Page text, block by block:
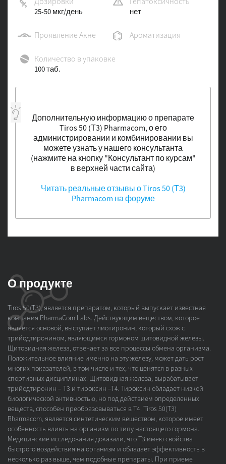
25-50 мкг/день нет
Проявление Акне Ароматизация
Количество в упаковке
100 таб.
Дополнительную информацию о препарате
Tiros 50 (Т3) Pharmacom, о его
администрировании и комбинировании вы
можете узнать у нашего консультанта
(нажмите на кнопку "Консультант по курсам"
в верхней части сайта)
Читать реальные отзывы о Tiros 50 (Т3)
Pharmacom на форуме
О продукте
Tiros 50(Т3), является препаратом, который выпускает известная
компания PharmaCom Labs. Действующим веществом, которое
является основой, выступает лиотиронин, который схож с
трийодтиронином, являющимся гормоном щитовидной железы.
Щитовидная железа, отвечает за все процессы обмена организма.
Положительное влияние именно на эту железу, может дать рост
многих показателей, в том числе и тех, что ценятся в разных
спортивных дисциплинах. Щитовидная железа, вырабатывает
трийодтиронин – Т3 и тироксин –Т4. Тироксин обладает низкой
биологической активностью, но под действием определенных
веществ, способен преобразовываться в Т4. Tiros 50(Т3)
Rharmacom, является синтетическим веществом, которое имеет
особенность влиять на организм по типу настоящего гормона.
Медицинские исследования доказали, что Т3 имею свойства
быстрого воздействия на организм и обладает эффективность в
несколько раз выше, чем подобные препараты. При приеме